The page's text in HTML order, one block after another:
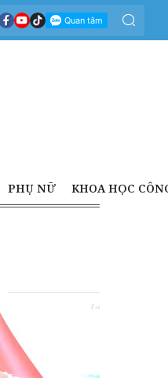
PHỤ NỮ KHOA HỌC